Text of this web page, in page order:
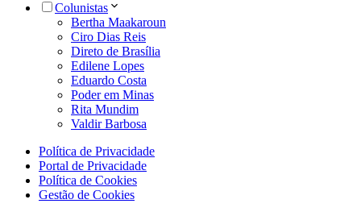
Colunistas
Bertha Maakaroun
Ciro Dias Reis
Direto de Brasília
Edilene Lopes
Eduardo Costa
Poder em Minas
Rita Mundim
Valdir Barbosa
Política de Privacidade
Portal de Privacidade
Política de Cookies
Gestão de Cookies